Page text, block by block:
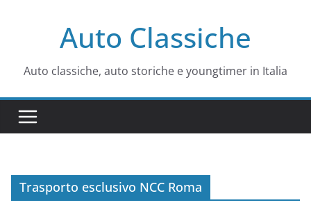
Auto Classiche
Auto classiche, auto storiche e youngtimer in Italia
Trasporto esclusivo NCC Roma